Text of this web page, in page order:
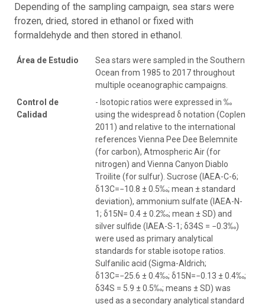
Depending of the sampling campaign, sea stars were
frozen, dried, stored in ethanol or fixed with
formaldehyde and then stored in ethanol.
Área de Estudio
Sea stars were sampled in the Southern
Ocean from 1985 to 2017 throughout
multiple oceanographic campaigns.
Control de
Calidad
- Isotopic ratios were expressed in ‰
using the widespread δ notation (Coplen
2011) and relative to the international
references Vienna Pee Dee Belemnite
(for carbon), Atmospheric Air (for
nitrogen) and Vienna Canyon Diablo
Troilite (for sulfur). Sucrose (IAEA-C-6;
δ13C=−10.8 ± 0.5‰; mean ± standard
deviation), ammonium sulfate (IAEA-N-
1; δ15N= 0.4 ± 0.2‰; mean ± SD) and
silver sulfide (IAEA-S-1; δ34S = −0.3‰)
were used as primary analytical
standards for stable isotope ratios.
Sulfanilic acid (Sigma-Aldrich;
δ13C=−25.6 ± 0.4‰; δ15N=−0.13 ± 0.4‰;
δ34S = 5.9 ± 0.5‰; means ± SD) was
used as a secondary analytical standard